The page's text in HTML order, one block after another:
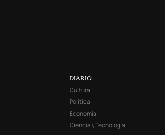
DIARIO
Cultura
Política
Economía
Ciencia y Tecnología